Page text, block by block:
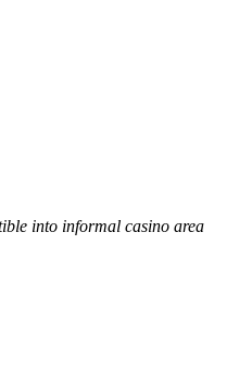
into informal casino area